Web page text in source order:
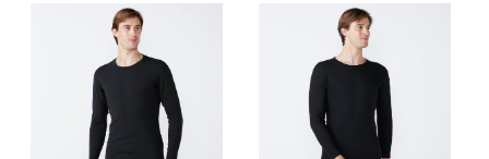
直営店一覧
取扱店一覧